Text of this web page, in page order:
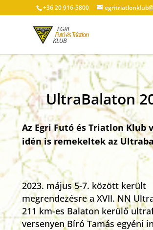
+36 20 916-5800
UltraBalaton
Az Egri Futó és Triatlon Klub
idén is remekeltek az
május 5-7. között került
megrendezésre a XVII. NN
211 km-es Balaton kerülő
versenyen Bíró Tamás egyéni